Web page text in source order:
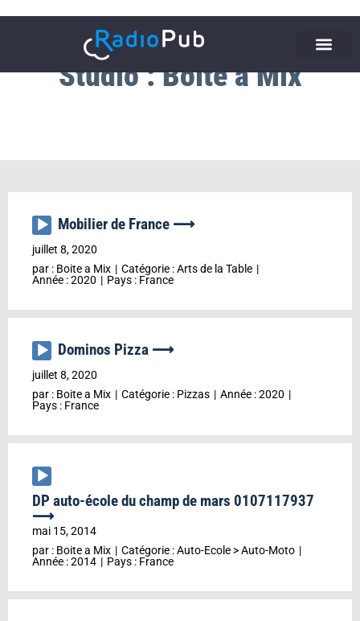
Studio : Boite a Mix
Lecteur
audio
Mobilier de France ⟶
juillet 8, 2020
par : Boite a Mix Catégorie :Arts de la Table
Année :2020 Pays : France
Lecteur
audio
Dominos Pizza ⟶
juillet 8, 2020
par : Boite a Mix Catégorie : Pizzas Année :2020
Pays : France
Lecteur
audio
DP auto-école du champ de mars 0107117937
⟶
mai 15, 2014
par : Boite a Mix Catégorie :Auto-Ecole >Auto-Moto
Année :2014 Pays : France